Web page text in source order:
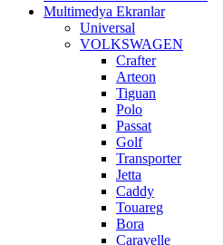
Multimedya Ekranlar
Universal
VOLKSWAGEN
Crafter
Arteon
Tiguan
Polo
Passat
Golf
Transporter
Jetta
Caddy
Touareg
Bora
Caravelle